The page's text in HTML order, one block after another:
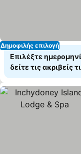
Δημοφιλής επιλογή
Επιλέξτε
δείτε τις ακριβείς